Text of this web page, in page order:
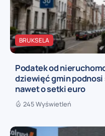
BRUKSELA
Podatek od
dziewięć gmin
nawet o setki euro
245 Wyświetleń